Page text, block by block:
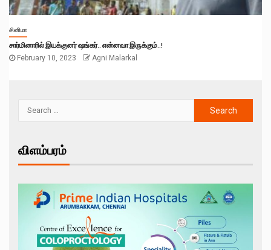
சினிமா
சார்மினாரில் இயக்குனர் ஷங்கர்.. என்னவா இருக்கும்..!
February 10, 2023
Agni Malarkal
விளம்பரம்